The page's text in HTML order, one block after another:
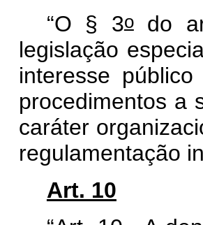
“O § 3odo
legislação
interesse
procedimentos a
caráter
regulamentação
Art. 10